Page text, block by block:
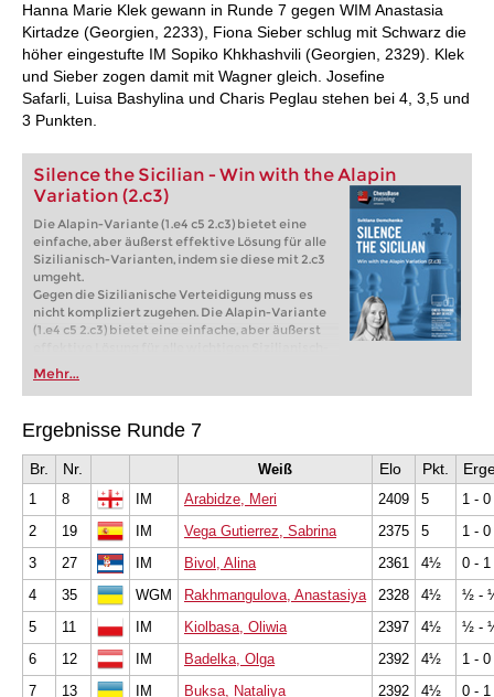
Hanna Marie Klek gewann in Runde 7 gegen WIM Anastasia
Kirtadze (Georgien, 2233), Fiona Sieber schlug mit Schwarz die
höher eingestufte IM Sopiko Khkhashvili (Georgien, 2329). Klek
und Sieber zogen damit mit Wagner gleich. Josefine
Safarli, Luisa Bashylina und Charis Peglau stehen bei 4, 3,5 und
3 Punkten.
Silence the Sicilian - Win with the Alapin
Variation (2.c3)
Die Alapin-Variante (1.e4 c5 2.c3) bietet eine
einfache, aber äußerst effektive Lösung für alle
Sizilianisch-Varianten, indem sie diese mit 2.c3
umgeht.
Gegen die Sizilianische Verteidigung muss es
nicht kompliziert zugehen. Die Alapin-Variante
(1.e4 c5 2.c3) bietet eine einfache, aber äußerst
Varianten, indem sie mit 2.c3 ausweicht.
Unabhängig davon, ob Ihr Gegner die Najdorf-,
Taimanov- oder Drachenvariante spielt, können
Zug die Kontrolle über das Spiel übernehmen.
Kostenloses Videobeispiel:Introduction
Kostenloses Videobeispiel:
Mehr...
Ergebnisse Runde 7
Br. Nr. Weiß Elo Pkt.
1 8 IM Arabidze, Meri 2409 5
1 - 0
2
19 IM Vega Gutierrez, Sabrina 2375 5
1 - 0
3
27 IM Bivol, Alina 2361 4½
0 - 1
4
35 WGM Rakhmangulova, Anastasiya 2328 4½
½ -
5
11 IM Kiolbasa, Oliwia 2397 4½
½ -
6
12 IM Badelka, Olga 2392 4½
1 - 0
7
13 IM Buksa, Nataliya 2392 4½ 0 - 1